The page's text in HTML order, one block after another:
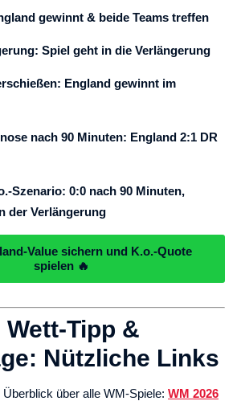
gewinnt & beide Teams treffen
Spiel geht in die Verlängerung
England gewinnt im
nach 90 Minuten: England 2:1 DR
Szenario: 0:0 nach 90 Minuten,
der Verlängerung
Value sichern und K.o.-Quote
spielen 🔥
Wett-Tipp &
Nützliche Links
über alle WM-Spiele: WM 2026